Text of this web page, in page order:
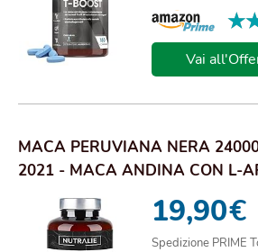
Vai
MACA PERUVIANA NERA
2021 - MACA ANDINA CON L-
ZINCO + VITAM...
19,90€
Spedizione PRIME